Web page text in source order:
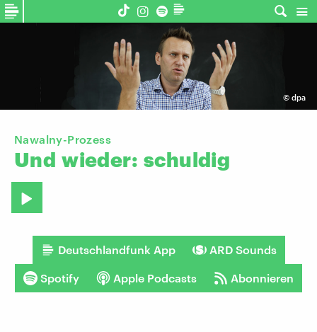
© dpa
​Nawalny-Prozess
Und wieder: schuldig
Deutschlandfunk App ARD Sounds
Spotify Apple Podcasts Abonnieren